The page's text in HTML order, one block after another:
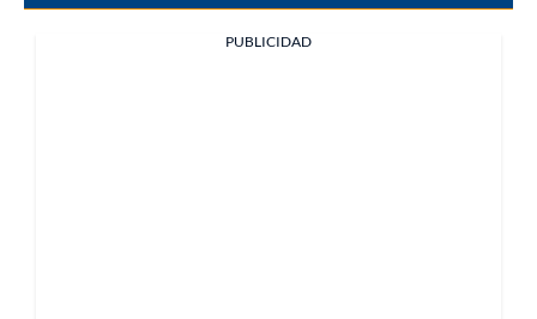
PUBLICIDAD